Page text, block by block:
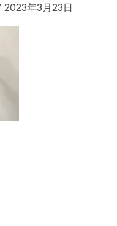
2023年3月23日